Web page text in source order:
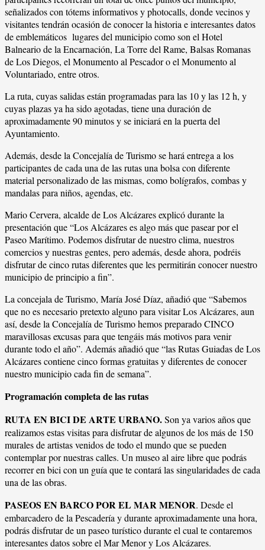
señalizados con tótems informativos y photocalls, donde vecinos y
visitantes tendrán ocasión de conocer la historia e interesantes datos
de emblemáticos lugares del municipio como son el Hotel
Balneario de la Encarnación, La Torre del Rame, Balsas Romanas
de Los Diegos, el Monumento al Pescador o el Monumento al
Voluntariado, entre otros.
La ruta, cuyas salidas están programadas para las 10 y las 12 h, y
cuyas plazas ya ha sido agotadas, tiene una duración de
aproximadamente 90 minutos y se iniciará en la puerta del
Ayuntamiento.
Además, desde la Concejalía de Turismo se hará entrega a los
participantes de cada una de las rutas una bolsa con diferente
material personalizado de las mismas, como bolígrafos, combas y
mandalas para niños, agendas, etc.
Mario Cervera, alcalde de Los Alcázares explicó durante la
presentación que “Los Alcázares es algo más que pasear por el
Paseo Marítimo. Podemos disfrutar de nuestro clima, nuestros
comercios y nuestras gentes, pero además, desde ahora, podréis
disfrutar de cinco rutas diferentes que les permitirán conocer nuestro
municipio de principio a fin”.
La concejala de Turismo, María José Díaz, añadió que “Sabemos
que no es necesario pretexto alguno para visitar Los Alcázares, aun
así, desde la Concejalía de Turismo hemos preparado CINCO
maravillosas excusas para que tengáis más motivos para venir
durante todo el año”. Además añadió que “las Rutas Guiadas de Los
Alcázares contiene cinco formas gratuitas y diferentes de conocer
nuestro municipio cada fin de semana”.
Programación completa de las rutas
RUTA EN BICI DE ARTE URBANO.Son ya varios años que
realizamos estas visitas para disfrutar de algunos de los más de 150
murales de artistas venidos de todo el mundo que se pueden
contemplar por nuestras calles. Un museo al aire libre que podrás
recorrer en bici con un guía que te contará las singularidades de cada
una de las obras.
PASEOS EN BARCO POR EL MAR MENOR. Desde el
embarcadero de la Pescadería y durante aproximadamente una hora,
podrás disfrutar de un paseo turístico durante el cual te contaremos
interesantes datos sobre el Mar Menor y Los Alcázares.